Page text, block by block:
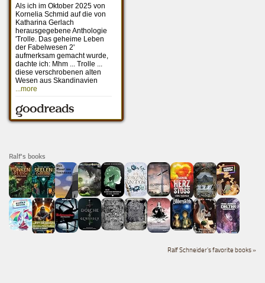
Ralf's books
Ralf Schneider's favorite books »